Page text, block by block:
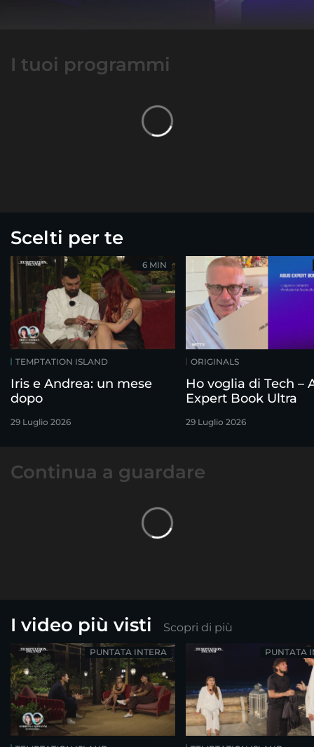
I tuoi programmi
Scelti per te
TEMPTATION ISLAND
Iris e Andrea: un mese
dopo
29 Luglio 2026
6 MIN
ORIGINALS
Ho voglia di Tech –
Expert Book Ultra
29 Luglio 2026
Continua a guardare
I video più visti Scopri di più
PUNTATA INTERA PUNTATA